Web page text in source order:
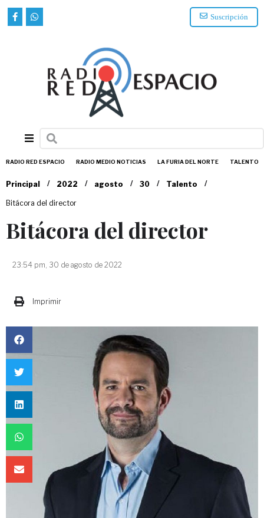
Suscripción
RADIO RED ESPACIO RADIO MEDIO NOTICIAS LA FURIA DEL NORTE TALENTO
Principal / 2022 / agosto / 30 / Talento /
Bitácora del director
Bitácora del director
23:54 pm, 30 de agosto de 2022
Imprimir